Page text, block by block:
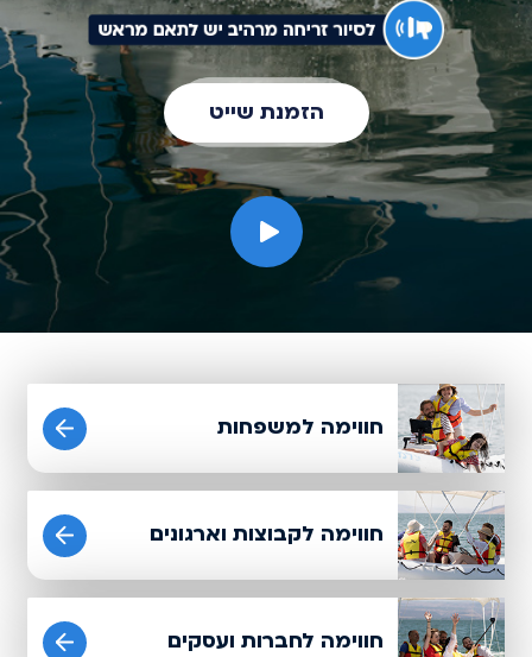
הזמנת שייט
חוויות פופולאריות:
חווימה למשפחות
חווימה לקבוצות וארגונים
חווימה לחברות ועסקים